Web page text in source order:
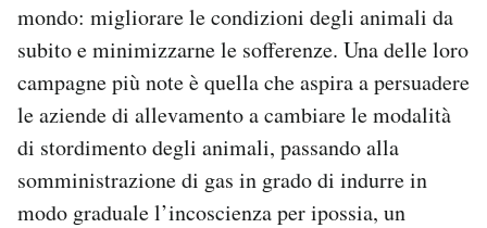
mondo: migliorare le condizioni degli animali da
subito e minimizzarne le sofferenze. Una delle loro
campagne più note è quella che aspira a persuadere
le aziende di allevamento a cambiare le modalità
di stordimento degli animali, passando alla
somministrazione di gas in grado di indurre in
modo graduale l’incoscienza per ipossia, un